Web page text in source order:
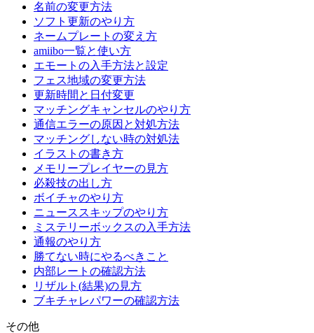
名前の変更方法
ソフト更新のやり方
ネームプレートの変え方
amiibo一覧と使い方
エモートの入手方法と設定
フェス地域の変更方法
更新時間と日付変更
マッチングキャンセルのやり方
通信エラーの原因と対処方法
マッチングしない時の対処法
イラストの書き方
メモリープレイヤーの見方
必殺技の出し方
ボイチャのやり方
ニューススキップのやり方
ミステリーボックスの入手方法
通報のやり方
勝てない時にやるべきこと
内部レートの確認方法
リザルト(結果)の見方
ブキチャレパワーの確認方法
その他